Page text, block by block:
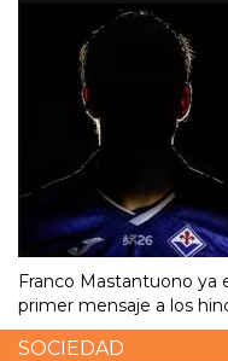
Franco Mastantuono ya
primer mensaje a los
SOCIEDAD